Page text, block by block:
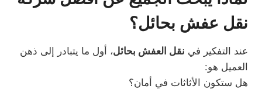
نقل عفش بحائل؟
عند التفكير في نقل العفش بحائل، أول ما يتبادر إلى ذهن
العميل هو:
هل ستكون الأثاثات في أمان؟